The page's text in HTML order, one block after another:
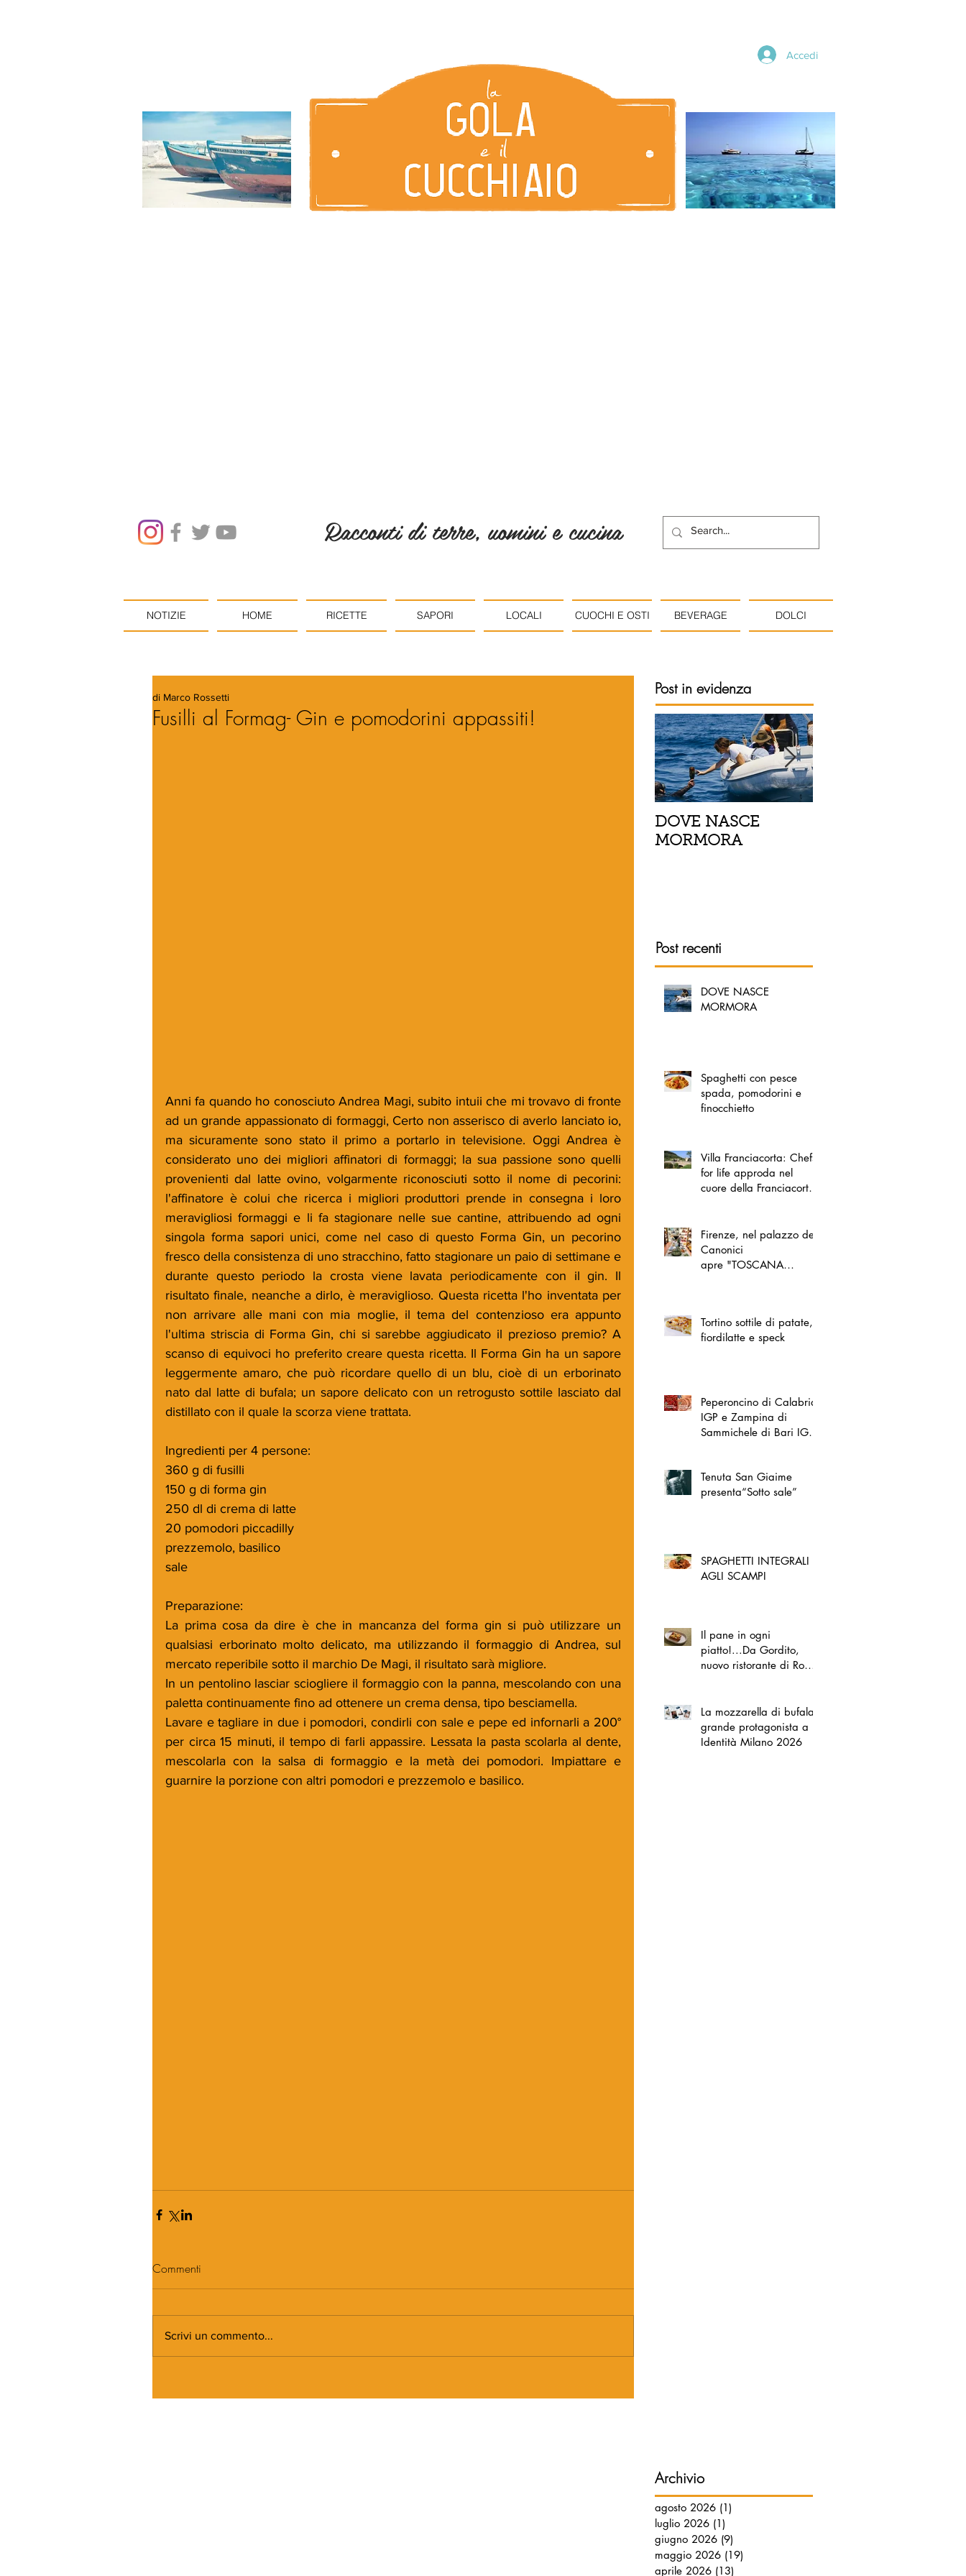
Accedi
Racconti di terre, uomini e cucina
NOTIZIE HOME RICETTE SAPORI LOCALI CUOCHI E OSTI BEVERAGE DOLCI
Fusilli al Formag- Gin e pomodorini appassiti!
di Marco Rossetti
Anni fa quando ho conosciuto Andrea Magi, subito intuii che mi trovavo di fronte
ad un grande appassionato di formaggi, Certo non asserisco di averlo lanciato io,
ma sicuramente sono stato il primo a portarlo in televisione. Oggi Andrea è
considerato uno dei migliori affinatori di formaggi; la sua passione sono quelli
provenienti dal latte ovino, volgarmente riconosciuti sotto il nome di pecorini:
l'affinatore è colui che ricerca i migliori produttori prende in consegna i loro
meravigliosi formaggi e li fa stagionare nelle sue cantine, attribuendo ad ogni
singola forma sapori unici, come nel caso di questo Forma Gin, un pecorino
fresco della consistenza di uno stracchino, fatto stagionare un paio di settimane e
durante questo periodo la crosta viene lavata periodicamente con il gin. Il
risultato finale, neanche a dirlo, è meraviglioso. Questa ricetta l'ho inventata per
non arrivare alle mani con mia moglie, il tema del contenzioso era appunto
l'ultima striscia di Forma Gin, chi si sarebbe aggiudicato il prezioso premio? A
scanso di equivoci ho preferito creare questa ricetta. Il Forma Gin ha un sapore
leggermente amaro, che può ricordare quello di un blu, cioè di un erborinato
nato dal latte di bufala; un sapore delicato con un retrogusto sottile lasciato dal
distillato con il quale la scorza viene trattata.
Ingredienti per 4 persone:
360 g di fusilli
150 g di forma gin
250 dl di crema di latte
20 pomodori piccadilly
prezzemolo, basilico
sale
Preparazione:
La prima cosa da dire è che in mancanza del forma gin si può utilizzare un
qualsiasi erborinato molto delicato, ma utilizzando il formaggio di Andrea, sul
mercato reperibile sotto il marchio De Magi, il risultato sarà migliore.
In un pentolino lasciar sciogliere il formaggio con la panna, mescolando con una
paletta continuamente fino ad ottenere un crema densa, tipo besciamella.
Lavare e tagliare in due i pomodori, condirli con sale e pepe ed infornarli a 200°
per circa 15 minuti, il tempo di farli appassire. Lessata la pasta scolarla al dente,
mescolarla con la salsa di formaggio e la metà dei pomodori. Impiattare e
guarnire la porzione con altri pomodori e prezzemolo e basilico.
Commenti
Scrivi un commento...
Post in evidenza
DOVE NASCE
MORMORA
Post recenti
DOVE NASCE
MORMORA
Spaghetti con pesce
spada, pomodorini e
finocchietto
Villa Franciacorta: Chefs
for life approda nel
cuore della Franciacorta,
Firenze, nel palazzo dei
Canonici
apre "TOSCANA
Tortino sottile di patate,
fiordilatte e speck
Peperoncino di Calabria
IGP e Zampina di
Sammichele di Bari IGP
Tenuta San Giaime
presenta“Sotto sale”
SPAGHETTI INTEGRALI
AGLI SCAMPI
Il pane in ogni
piatto!...Da Gordito,
nuovo ristorante di Roma
La mozzarella di bufala
grande protagonista a
Identità Milano 2026
Archivio
agosto 2026 (1)
luglio 2026 (1)
giugno 2026 (9)
maggio 2026 (19)
aprile 2026 (13)